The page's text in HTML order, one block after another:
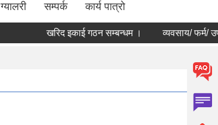
ग्यालरी सम्पर्क कार्य पात्रो
खरिद इकाई गठन सम्बन्धम । व्यवसाय/ फर्म/ उपभोक्ता